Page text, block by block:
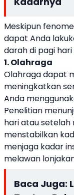
Meskipun
dapat Anda
darah di pagi
1. Olahraga
Olahraga dapat
meningkatkan
Anda
Penelitian
hari atau
menstabilkan
menjaga kadar
melawan
Baca Juga: